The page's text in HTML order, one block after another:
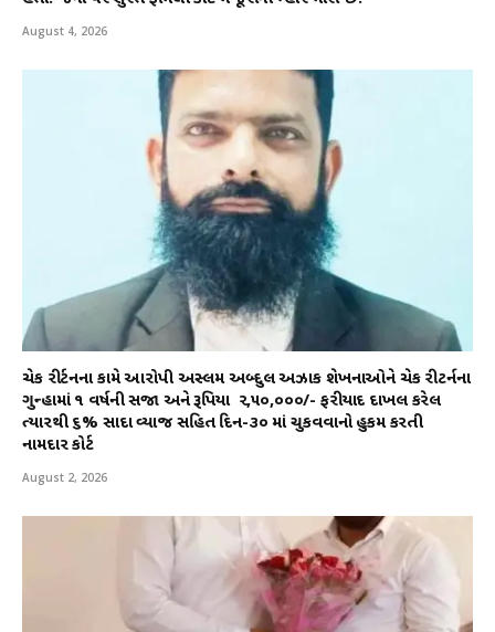
August 4, 2026
ચેક રીર્ટનના કામે આરોપી અસ્લમ અબ્દુલ અઝાક શેખનાઓને ચેક રીટર્નના
ગુન્હામાં ૧ વર્ષની સજા અને રૂપિયા ₹ ૨,૫૦,૦૦૦/- ફરીયાદ દાખલ કરેલ
ત્યારથી ૬% સાદા વ્યાજ સહિત દિન-૩૦ માં ચુકવવાનો હુકમ કરતી
નામદાર કોર્ટ
August 2, 2026